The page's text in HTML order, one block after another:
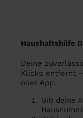
Haushaltshilfe
Deine
Klicks entfernt
oder App:
Gib deine